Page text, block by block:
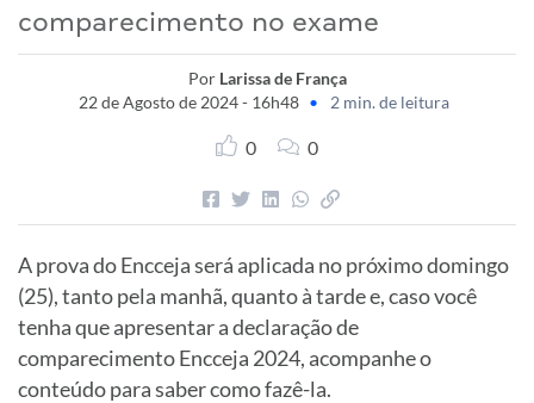
comparecimento no exame
Por Larissa de França
22 de Agosto de 2024 - 16h48 • 2 min. de leitura
0 0
A prova do Encceja será aplicada no próximo domingo
(25), tanto pela manhã, quanto à tarde e, caso você
tenha que apresentar a declaração de
comparecimento Encceja 2024, acompanhe o
conteúdo para saber como fazê-la.